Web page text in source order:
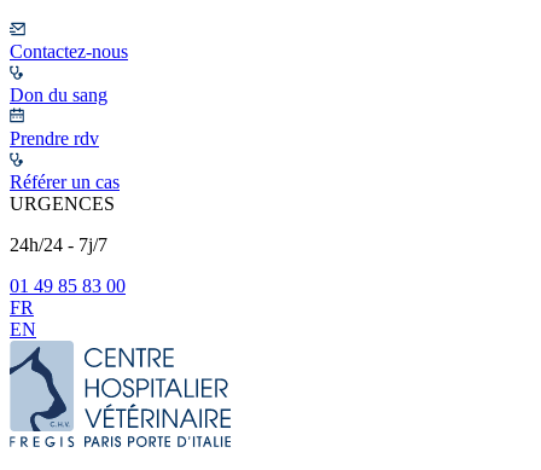
Contactez-nous
Don du sang
Prendre rdv
Référer un cas
URGENCES
24h/24 - 7j/7
01 49 85 83 00
FR
EN